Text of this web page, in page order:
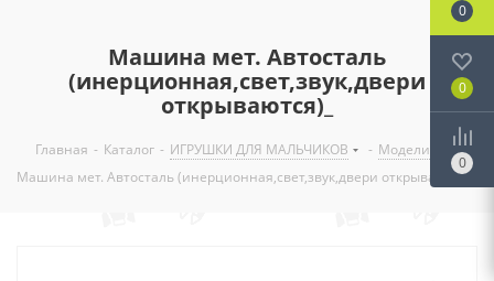
Машина мет. Автосталь
(инерционная,свет,звук,двери
открываются)_
Главная - Каталог - ИГРУШКИ ДЛЯ МАЛЬЧИКОВ - Модели
-
Машина мет. Автосталь (инерционная,свет,звук,двери открываются)_
0
0
0